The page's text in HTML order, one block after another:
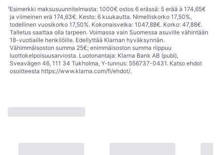
¹Esimerkki maksusuunnitelmasta: 1000€ ostos 6 erässä: 5 erää à 174,65€
ja viimeinen erä 174,63€. Kesto: 6 kuukautta. Nimelliskorko 17,50%,
todellinen vuosikorko 17,50%. Kokonaisvelka: 1047,88€. Korko: 47,88€.
Talletus saattaa olla tarpeen. Voimassa vain Suomessa asuville vähintään
18-vuotiaille henkilöille. Edellyttää Klarnan hyväksynnän.
Vähimmäisoston summa 25€; enimmäisoston summa riippuu
luottokelpoisuusarviosta. Luotonantaja: Klarna Bank AB (publ),
Sveavägen 46, 111 34 Tukholma, Y-tunnus: 556737-0431. Katso ehdot
osoitteesta https://www.klarna.com/fi/ehdot/.